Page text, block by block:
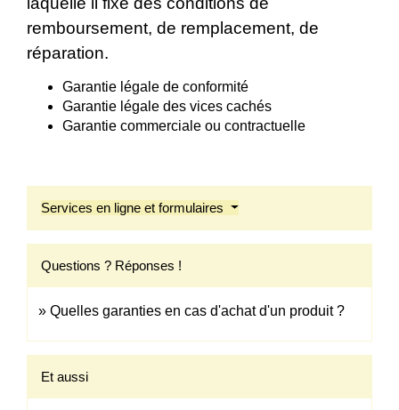
remboursement, de remplacement, de
réparation.
Garantie légale de conformité
Garantie légale des vices cachés
Garantie commerciale ou contractuelle
Services en ligne et formulaires
Questions ? Réponses !
Quelles garanties en cas d'achat d'un produit ?
Et aussi